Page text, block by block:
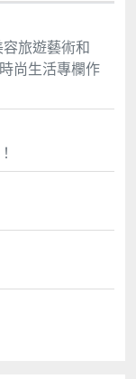
旅遊藝術和
尚生活專欄作